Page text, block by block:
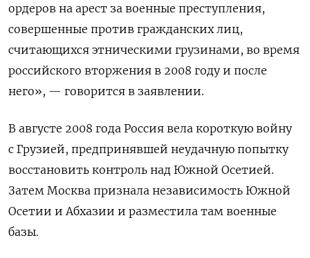
ордеров на арест за военные преступления,
совершенные против гражданских лиц,
считающихся этническими грузинами, во время
российского вторжения в 2008 году и после
него», — говорится в заявлении.
В августе 2008 года Россия вела короткую войну
с Грузией, предпринявшей неудачную попытку
восстановить контроль над Южной Осетией.
Затем Москва признала независимость Южной
Осетии и Абхазии и разместила там военные
базы.